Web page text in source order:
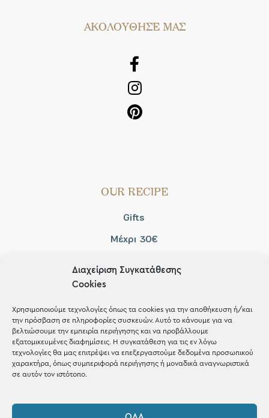
Διαχείριση Συγκατάθεσης
Cookies
Χρησιμοποιούμε τεχνολογίες όπως τα cookies για την αποθήκευση ή/και
την πρόσβαση σε πληροφορίες συσκευών. Αυτό το κάνουμε για να
βελτιώσουμε την εμπειρία περιήγησης και να προβάλλουμε
εξατομικευμένες διαφημίσεις. Η συγκατάθεση για τις εν λόγω
τεχνολογίες θα μας επιτρέψει να επεξεργαστούμε δεδομένα προσωπικού
χαρακτήρα, όπως συμπεριφορά περιήγησης ή μοναδικά αναγνωριστικά
σε αυτόν τον ιστότοπο.
AΚΟΛΟΥΘΗΣΕ ΜΑΣ
OUR RECIPE
Gifts
Μέχρι 30€
Shop the look
ΚΑΤΑΣΤΗΜΑ
2421 217300